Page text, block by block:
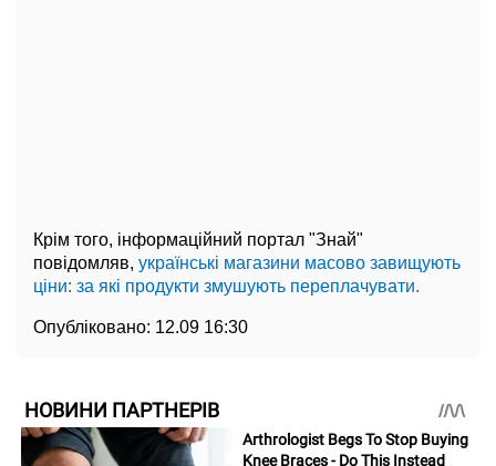
Крім того, інформаційний портал "Знай"
повідомляв, українські магазини масово завищують
ціни: за які продукти змушують переплачувати.
Опубліковано: 12.09 16:30